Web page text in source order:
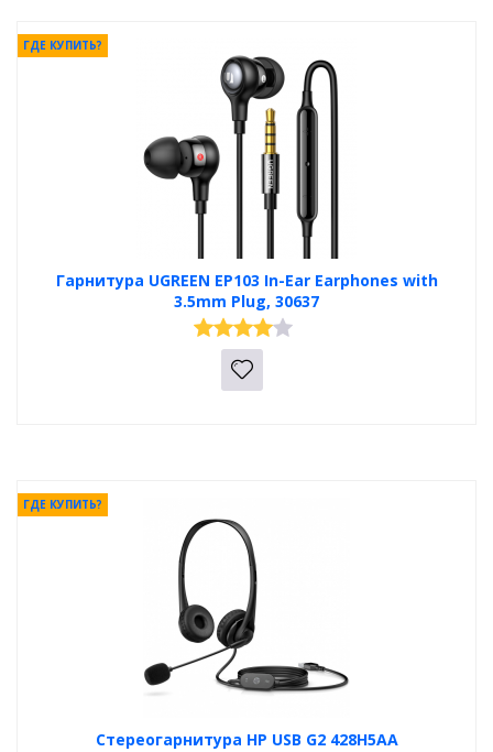
Гарнитура UGREEN EP103 In-Ear Earphones with
3.5mm Plug, 30637
ГДЕ КУПИТЬ?
Стереогарнитура HP USB G2 428H5AA
ГДЕ КУПИТЬ?